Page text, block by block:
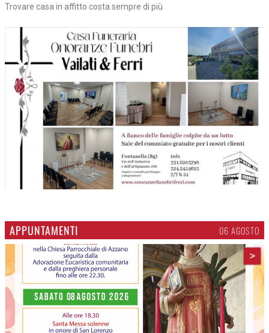
Trovare casa in affitto costa sempre di più
APPUNTAMENTI 06 AGOSTO
>